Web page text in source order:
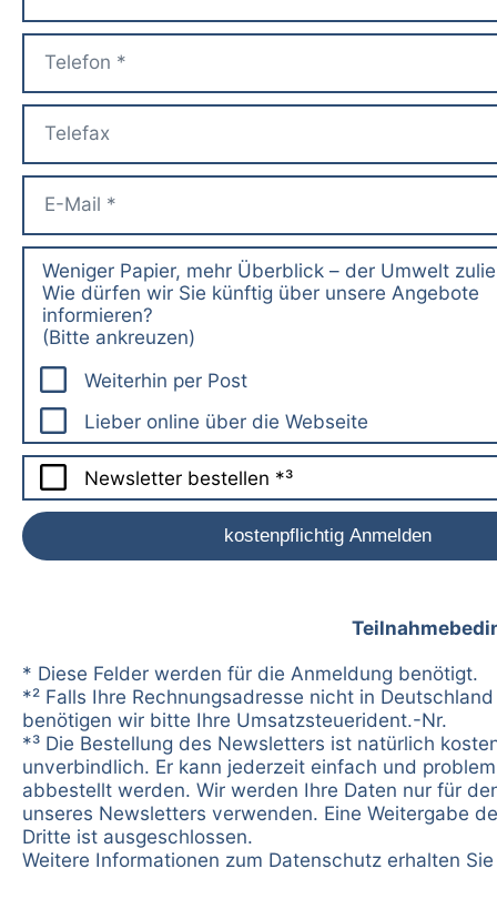
Weniger Papier, mehr Überblick – der Umwelt
Wie dürfen wir Sie künftig über unsere Angebote
informieren?
(Bitte ankreuzen)
Weiterhin per Post
Lieber online über die Webseite
Newsletter bestellen *³
* Diese Felder werden für die Anmeldung benötigt.
*² Falls Ihre Rechnungsadresse nicht in
benötigen wir bitte Ihre Umsatzsteuerident.-Nr.
*³ Die Bestellung des Newsletters ist natürlich
unverbindlich. Er kann jederzeit einfach und
abbestellt werden. Wir werden Ihre Daten nur für
unseres Newsletters verwenden. Eine Weitergabe
Dritte ist ausgeschlossen.
Weitere Informationen zum Datenschutz erhalten